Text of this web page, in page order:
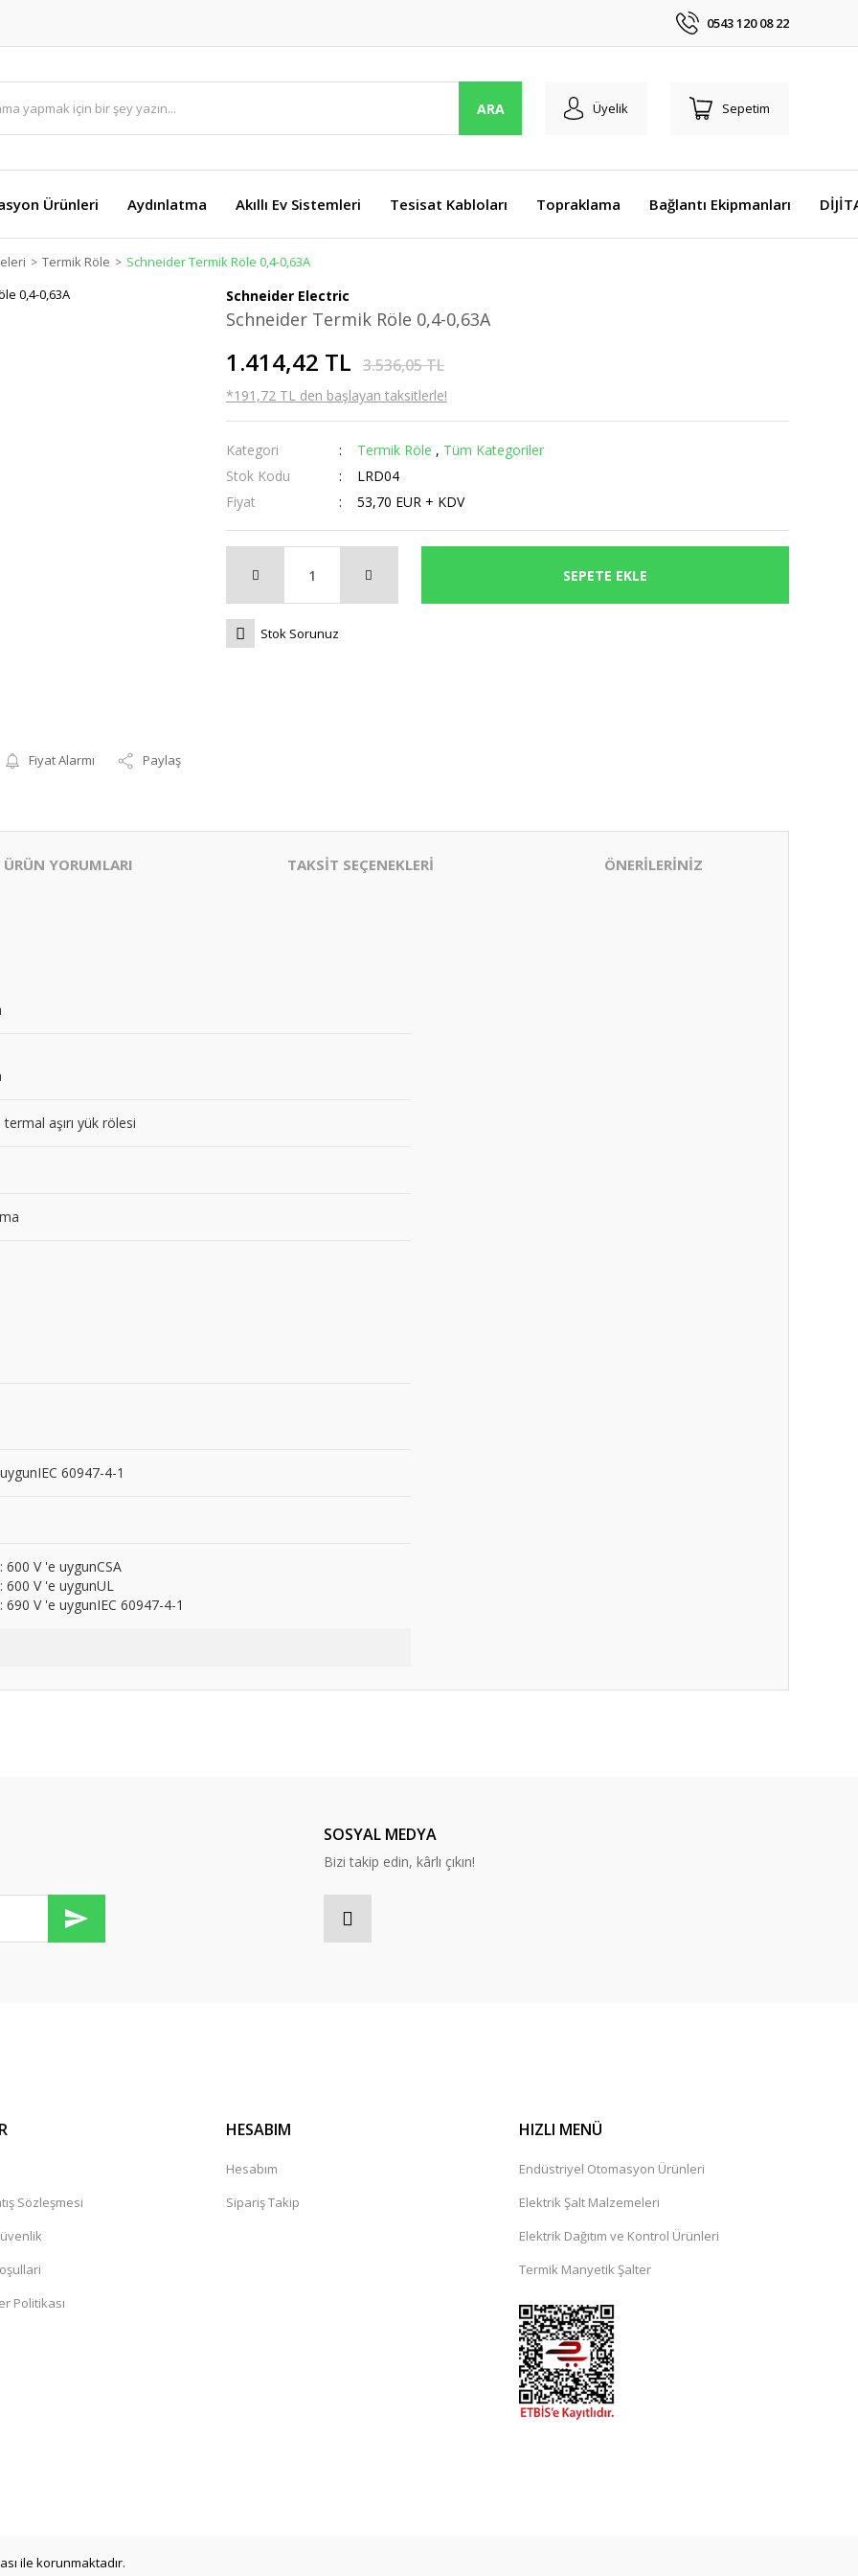
0543 120 08 22
ARA Üyelik Sepetim
Ürünleri Aydınlatma Akıllı Ev Sistemleri Tesisat Kabloları Topraklama Bağlantı Ekipmanları
Termik Röle Schneider Termik Röle 0,4-0,63A
Fiyat Alarmı Paylaş
Schneider Electric
Schneider Termik Röle 0,4-0,63A
1.414,42 TL 3.536,05 TL
*191,72 TL den başlayan taksitlerle!
Kategori Termik Röle , Tüm Kategoriler
Stok Kodu
LRD04
Fiyat
53,70 EUR + KDV
SEPETE EKLE
Stok Sorunuz
ÜRÜN YORUMLARI TAKSİT SEÇENEKLERİ ÖNERİLERİNİZ
aşırı yük rölesi
60947-4-1
600 V 'e uygunCSA
600 V 'e uygunUL
690 V 'e uygunIEC 60947-4-1
SOSYAL MEDYA
Bizi takip edin, kârlı çıkın!
Sözleşmesi
Politikası
HESABIM
Hesabım
Sipariş Takip
HIZLI MENÜ
Endüstriyel Otomasyon Ürünleri
Elektrik Şalt Malzemeleri
Elektrik Dağıtım ve Kontrol Ürünleri
Termik Manyetik Şalter
ile korunmaktadır.